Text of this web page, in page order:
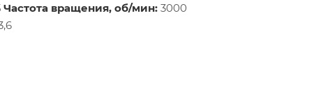
Частота вращения, об/мин: 3000